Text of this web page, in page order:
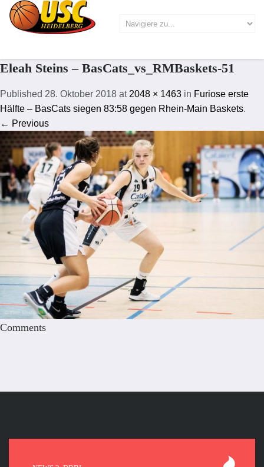
Eleah Steins – BasCats_vs_RMBaskets-51
Published 28. Oktober 2018 at 2048 × 1463 in Furiose erste
Hälfte – BasCats siegen 83:58 gegen Rhein-Main Baskets.
← Previous
Comments